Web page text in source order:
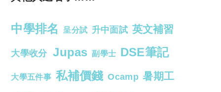
中學排名 呈分試 升中面試 英文補習
大學收分 Jupas 副學士 DSE筆記
大學五件事 私補價錢 Ocamp 暑期工